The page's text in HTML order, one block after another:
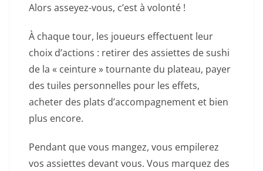
Alors asseyez-vous, c’est à volonté !
À chaque tour, les joueurs effectuent leur
choix d’actions : retirer des assiettes de sushi
de la « ceinture » tournante du plateau, payer
des tuiles personnelles pour les effets,
acheter des plats d’accompagnement et bien
plus encore.
Pendant que vous mangez, vous empilerez
vos assiettes devant vous. Vous marquez des